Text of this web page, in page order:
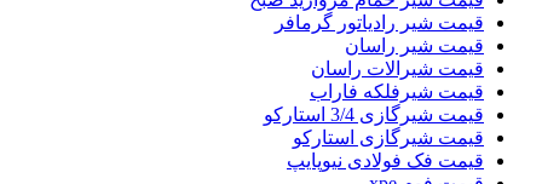
قیمت شیر رادیاتور گرمافر
قیمت شیر راسان
قیمت شیرالات راسان
قیمت شیرفلکه فاراب
قیمت شیرگازی 3/4 استارکو
قیمت شیرگازی استارکو
قیمت فک فولادی نیوپایپ